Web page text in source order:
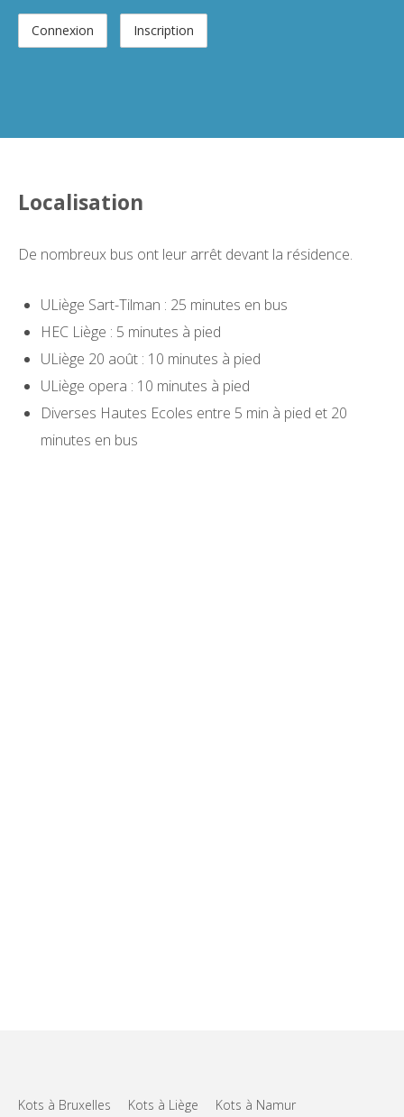
Connexion Inscription
Localisation
De nombreux bus ont leur arrêt devant la résidence.
ULiège Sart-Tilman : 25 minutes en bus
HEC Liège : 5 minutes à pied
ULiège 20 août : 10 minutes à pied
ULiège opera : 10 minutes à pied
Diverses Hautes Ecoles entre 5 min à pied et 20
minutes en bus
Kots à Bruxelles Kots à Liège Kots à Namur